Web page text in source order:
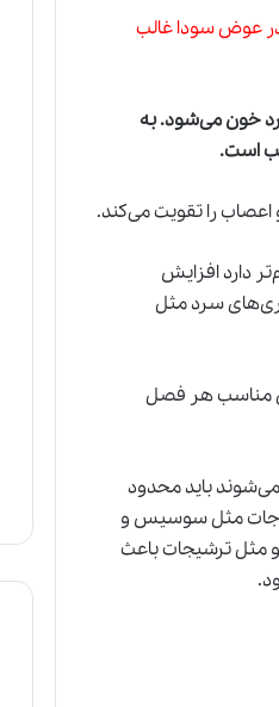
عوض سودا غالب
خون می‌شود. به
است.
را تقویت می‌کند.
دارد افزایش
سرد مثل
مناسب هر فصل
باید محدود
مثل سوسیس و
مثل ترشیجات باعث